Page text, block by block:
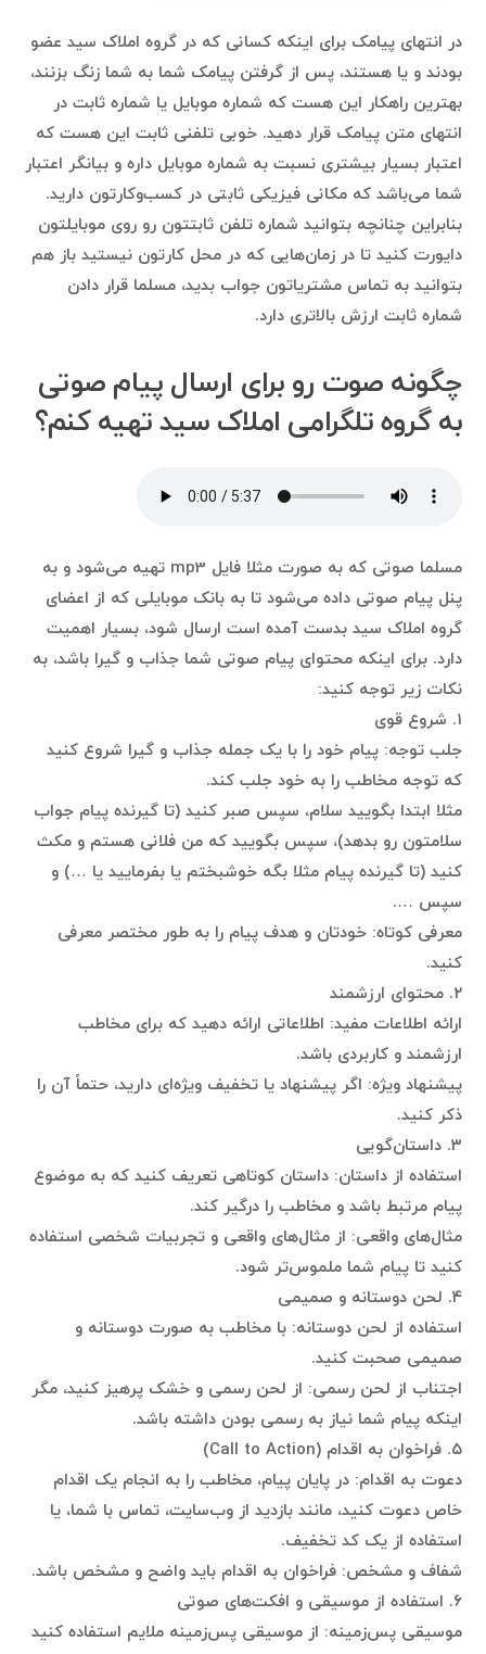
در انتهای پیامک برای اینکه کسانی که در گروه املاک سید عضو
بودند و یا هستند، پس از گرفتن پیامک شما به شما زنگ بزنند،
بهترین راهکار این هست که شماره موبایل یا شماره ثابت در
انتهای متن پیامک قرار دهید. خوبی تلفنی ثابت این هست که
اعتبار بسیار بیشتری نسبت به شماره موبایل داره و بیانگر اعتبار
شما می‌باشد که مکانی فیزیکی ثابتی در کسب‌وکارتون دارید.
بنابراین چنانچه بتوانید شماره تلفن ثابتتون رو روی موبایلتون
دایورت کنید تا در زمان‌هایی که در محل کارتون نیستید باز هم
بتوانید به تماس مشتریاتون جواب بدید، مسلما قرار دادن
شماره ثابت ارزش بالاتری دارد.
چگونه صوت رو برای ارسال پیام صوتی
به گروه تلگرامی املاک سید تهیه کنم؟
مسلما صوتی که به صورت مثلا فایل mp3 تهیه می‌شود و به
پنل پیام صوتی داده می‌شود تا به بانک موبایلی که از اعضای
گروه املاک سید بدست آمده است ارسال شود، بسیار اهمیت
دارد. برای اینکه محتوای پیام صوتی شما جذاب و گیرا باشد، به
نکات زیر توجه کنید:
۱. شروع قوی
جلب توجه: پیام خود را با یک جمله جذاب و گیرا شروع کنید
که توجه مخاطب را به خود جلب کند.
مثلا ابتدا بگویید سلام، سپس صبر کنید (تا گیرنده پیام جواب
سلامتون رو بدهد)، سپس بگویید که من فلانی هستم و مکث
کنید (تا گیرنده پیام مثلا بگه خوشبختم یا بفرمایید یا …) و
سپس ….
معرفی کوتاه: خودتان و هدف پیام را به طور مختصر معرفی
کنید.
۲. محتوای ارزشمند
ارائه اطلاعات مفید: اطلاعاتی ارائه دهید که برای مخاطب
ارزشمند و کاربردی باشد.
پیشنهاد ویژه: اگر پیشنهاد یا تخفیف ویژه‌ای دارید، حتماً آن را
ذکر کنید.
۳. داستان‌گویی
استفاده از داستان: داستان کوتاهی تعریف کنید که به موضوع
پیام مرتبط باشد و مخاطب را درگیر کند.
مثال‌های واقعی: از مثال‌های واقعی و تجربیات شخصی استفاده
کنید تا پیام شما ملموس‌تر شود.
۴. لحن دوستانه و صمیمی
استفاده از لحن دوستانه: با مخاطب به صورت دوستانه و
صمیمی صحبت کنید.
اجتناب از لحن رسمی: از لحن رسمی و خشک پرهیز کنید، مگر
اینکه پیام شما نیاز به رسمی بودن داشته باشد.
۵. فراخوان به اقدام (Call to Action)
دعوت به اقدام: در پایان پیام، مخاطب را به انجام یک اقدام
خاص دعوت کنید، مانند بازدید از وب‌سایت، تماس با شما، یا
استفاده از یک کد تخفیف.
شفاف و مشخص: فراخوان به اقدام باید واضح و مشخص باشد.
۶. استفاده از موسیقی و افکت‌های صوتی
موسیقی پس‌زمینه: از موسیقی پس‌زمینه ملایم استفاده کنید